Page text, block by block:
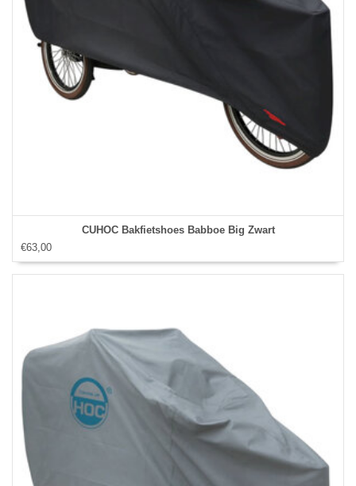
CUHOC Bakfietshoes Babboe Big Zwart
€63,00